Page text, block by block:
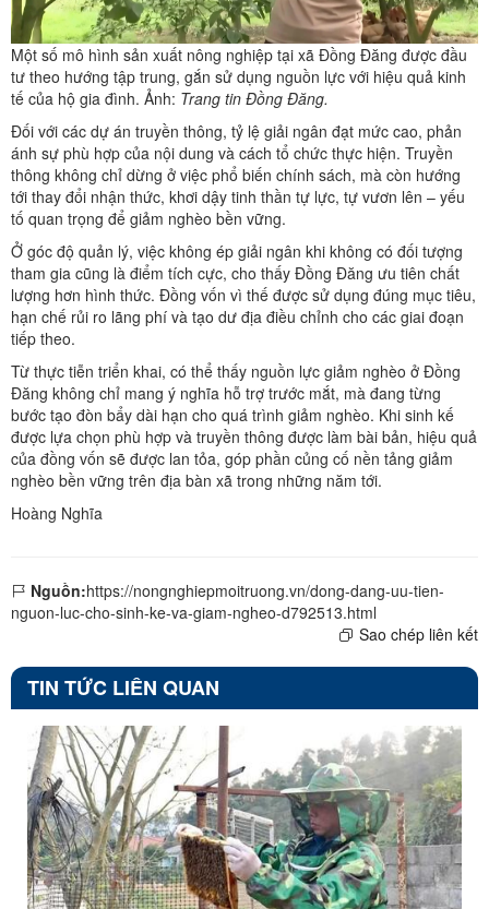
Một số mô hình sản xuất nông nghiệp tại xã Đồng Đăng được đầu
tư theo hướng tập trung, gắn sử dụng nguồn lực với hiệu quả kinh
tế của hộ gia đình. Ảnh: Trang tin Đồng Đăng.
Đối với các dự án truyền thông, tỷ lệ giải ngân đạt mức cao, phản
ánh sự phù hợp của nội dung và cách tổ chức thực hiện. Truyền
thông không chỉ dừng ở việc phổ biến chính sách, mà còn hướng
tới thay đổi nhận thức, khơi dậy tinh thần tự lực, tự vươn lên – yếu
tố quan trọng để giảm nghèo bền vững.
Ở góc độ quản lý, việc không ép giải ngân khi không có đối tượng
tham gia cũng là điểm tích cực, cho thấy Đồng Đăng ưu tiên chất
lượng hơn hình thức. Đồng vốn vì thế được sử dụng đúng mục tiêu,
hạn chế rủi ro lãng phí và tạo dư địa điều chỉnh cho các giai đoạn
tiếp theo.
Từ thực tiễn triển khai, có thể thấy nguồn lực giảm nghèo ở Đồng
Đăng không chỉ mang ý nghĩa hỗ trợ trước mắt, mà đang từng
bước tạo đòn bẩy dài hạn cho quá trình giảm nghèo. Khi sinh kế
được lựa chọn phù hợp và truyền thông được làm bài bản, hiệu quả
của đồng vốn sẽ được lan tỏa, góp phần củng cố nền tảng giảm
nghèo bền vững trên địa bàn xã trong những năm tới.
Hoàng Nghĩa
Nguồn:https://nongnghiepmoitruong.vn/dong-dang-uu-tien-
nguon-luc-cho-sinh-ke-va-giam-ngheo-d792513.html
Sao chép liên kết
TIN TỨC LIÊN QUAN